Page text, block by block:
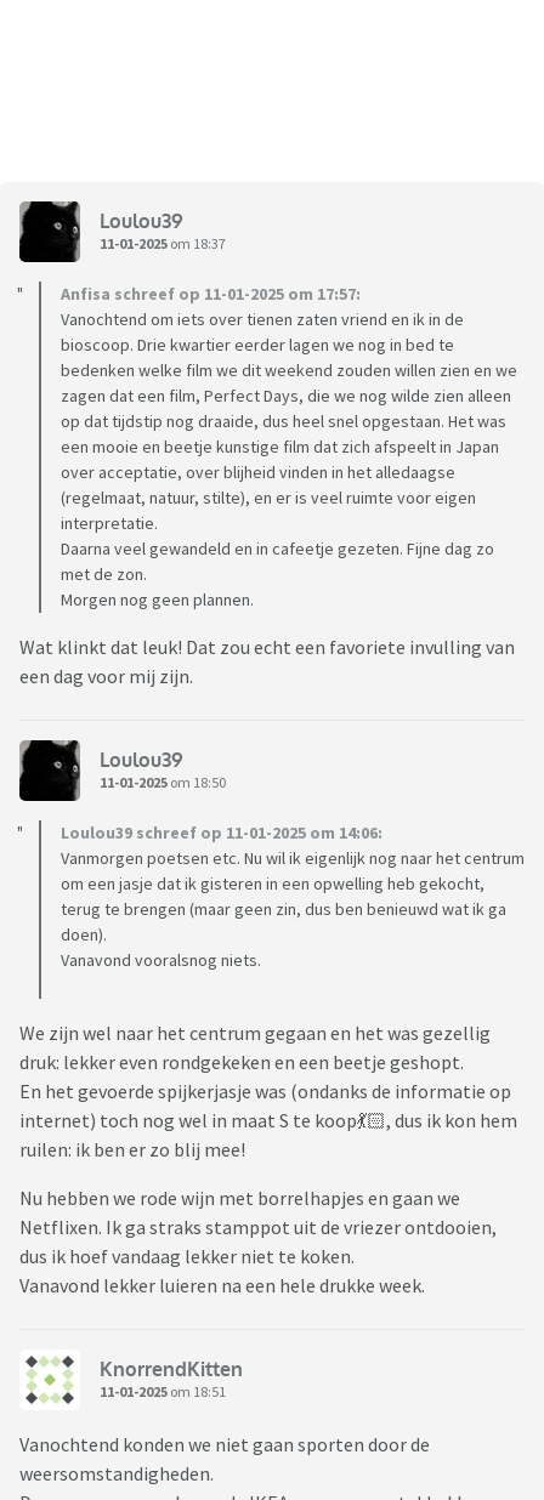
Loulou39
11-01-2025 om 18:37
Anfisa schreef op 11-01-2025 om 17:57:
Vanochtend om iets over tienen zaten vriend en ik in de
bioscoop. Drie kwartier eerder lagen we nog in bed te
bedenken welke film we dit weekend zouden willen zien en we
zagen dat een film, Perfect Days, die we nog wilde zien alleen
op dat tijdstip nog draaide, dus heel snel opgestaan. Het was
een mooie en beetje kunstige film dat zich afspeelt in Japan
over acceptatie, over blijheid vinden in het alledaagse
(regelmaat, natuur, stilte), en er is veel ruimte voor eigen
interpretatie.
Daarna veel gewandeld en in cafeetje gezeten. Fijne dag zo
met de zon.
Morgen nog geen plannen.
Wat klinkt dat leuk! Dat zou echt een favoriete invulling van
een dag voor mij zijn.
Loulou39
11-01-2025 om 18:50
Loulou39 schreef op 11-01-2025 om 14:06:
Vanmorgen poetsen etc. Nu wil ik eigenlijk nog naar het centrum
om een jasje dat ik gisteren in een opwelling heb gekocht,
terug te brengen (maar geen zin, dus ben benieuwd wat ik ga
doen).
Vanavond vooralsnog niets.
We zijn wel naar het centrum gegaan en het was gezellig
druk: lekker even rondgekeken en een beetje geshopt.
En het gevoerde spijkerjasje was (ondanks de informatie op
internet) toch nog wel in maat S te koop💃🏻, dus ik kon hem
ruilen: ik ben er zo blij mee!
Nu hebben we rode wijn met borrelhapjes en gaan we
Netflixen. Ik ga straks stamppot uit de vriezer ontdooien,
dus ik hoef vandaag lekker niet te koken.
Vanavond lekker luieren na een hele drukke week.
KnorrendKitten
11-01-2025 om 18:51
Vanochtend konden we niet gaan sporten door de
weersomstandigheden.